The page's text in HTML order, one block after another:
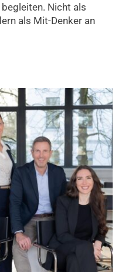
Nicht als
als Mit-Denker an